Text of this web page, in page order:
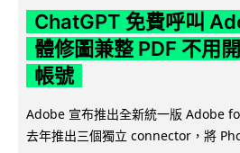
ChatGPT 免費呼叫
體修圖兼整 PDF 不用
帳號
Adobe 宣布推出全新統一版 Adobe
去年推出三個獨立 connector，將